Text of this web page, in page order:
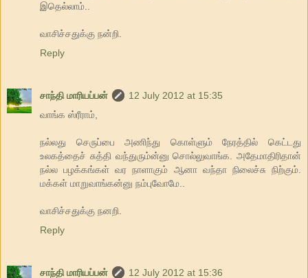
இதெல்லாம்..
வாசிச்சதுக்கு நன்றி.
Reply
சாந்தி மாரியப்பன்
12 July 2012 at 15:35
வாங்க ஸ்ரீராம்,
நல்லது செருப்பை அணிந்து கொள்ளும் நேரத்தில் கெட்டது
உலகத்தைச் சுத்தி வந்துரும்ன்னு சொல்லுவாங்க. அதேமாதிரிதான்
நல்ல பழக்கங்கள் வர நாளாகும் ஆனா வந்தா நிலைச்சு நிற்கும்.
மக்கள் மாறுவாங்கன்னு நம்புவோமே..
வாசிச்சதுக்கு நனறி.
Reply
சாந்தி மாரியப்பன் 12 July 2012 at 15:36